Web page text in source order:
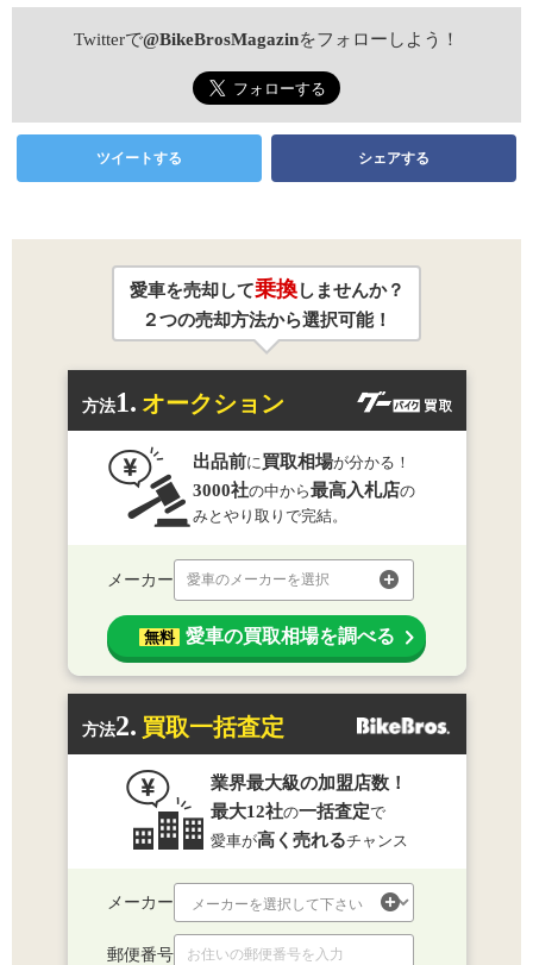
Twitterで@BikeBrosMagazinをフォローしよう！
ツイートする シェアする
愛車を売却して乗換しませんか？
２つの売却方法から選択可能！
方法1. オークション
出品前に買取相場が分かる！
3000社の中から最高入札店の
みとやり取りで完結。
メーカー 愛車のメーカーを選択
無料 愛車の買取相場を調べる
方法2. 買取一括査定
業界最大級の加盟店数！
最大12社の一括査定で
愛車が高く売れるチャンス
メーカー
郵便番号